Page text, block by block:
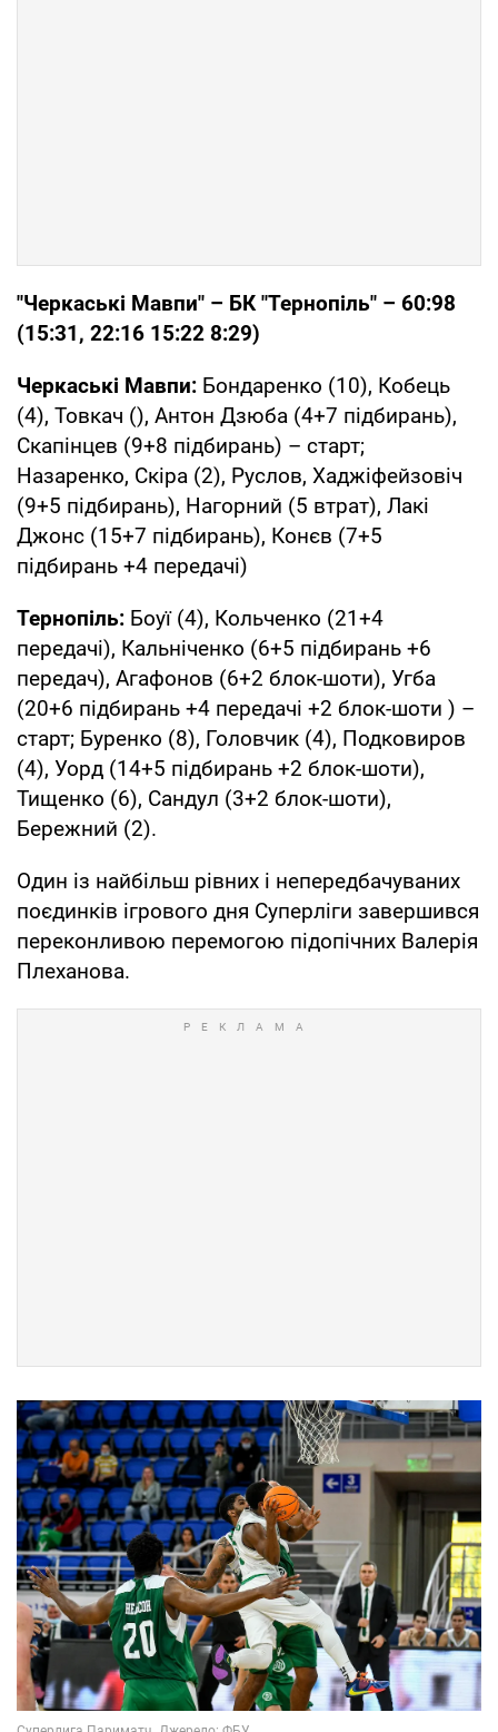
"Черкаські Мавпи" – БК "Тернопіль" – 60:98
(15:31, 22:16 15:22 8:29)
Черкаські Мавпи: Бондаренко (10), Кобець
(4), Товкач (), Антон Дзюба (4+7 підбирань),
Скапінцев (9+8 підбирань) – старт;
Назаренко, Скіра (2), Руслов, Хаджіфейзовіч
(9+5 підбирань), Нагорний (5 втрат), Лакі
Джонс (15+7 підбирань), Конєв (7+5
підбирань +4 передачі)
Тернопіль: Боуї (4), Кольченко (21+4
передачі), Кальніченко (6+5 підбирань +6
передач), Агафонов (6+2 блок-шоти), Угба
(20+6 підбирань +4 передачі +2 блок-шоти ) –
старт; Буренко (8), Головчик (4), Подковиров
(4), Уорд (14+5 підбирань +2 блок-шоти),
Тищенко (6), Сандул (3+2 блок-шоти),
Бережний (2).
Один із найбільш рівних і непередбачуваних
поєдинків ігрового дня Суперліги завершився
переконливою перемогою підопічних Валерія
Плеханова.